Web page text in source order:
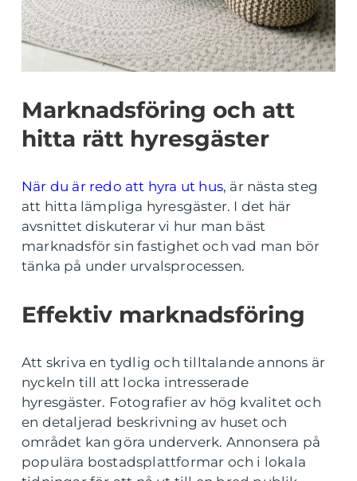
Marknadsföring och att
hitta rätt hyresgäster
När du är redo att hyra ut hus, är nästa steg
att hitta lämpliga hyresgäster. I det här
avsnittet diskuterar vi hur man bäst
marknadsför sin fastighet och vad man bör
tänka på under urvalsprocessen.
Effektiv marknadsföring
Att skriva en tydlig och tilltalande annons är
nyckeln till att locka intresserade
hyresgäster. Fotografier av hög kvalitet och
en detaljerad beskrivning av huset och
området kan göra underverk. Annonsera på
populära bostadsplattformar och i lokala